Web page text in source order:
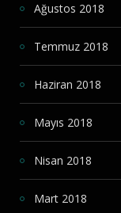
Ağustos 2018
Temmuz 2018
Haziran 2018
Mayıs 2018
Nisan 2018
Mart 2018